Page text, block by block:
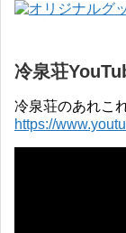
冷泉荘
冷泉荘のあれこ
https://